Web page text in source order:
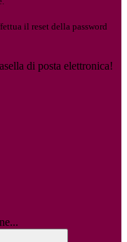
il reset della password
di posta elettronica!